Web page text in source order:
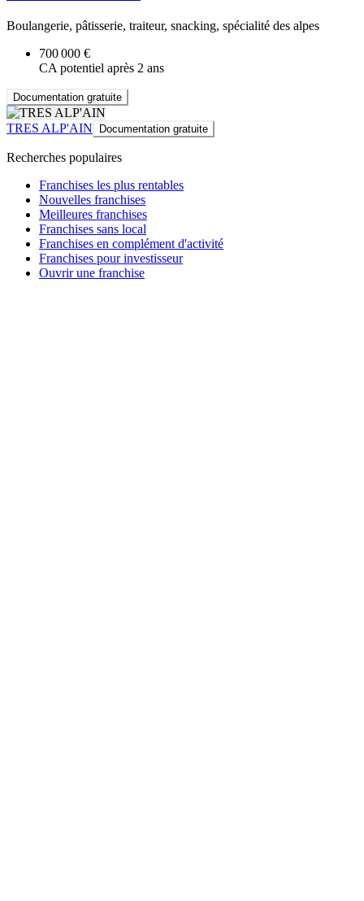
Boulangerie, pâtisserie, traiteur, snacking, spécialité des alpes
700 000 €
CA potentiel après 2 ans
Documentation gratuite
TRES ALP'AIN Documentation gratuite
Recherches populaires
Franchises les plus rentables
Nouvelles franchises
Meilleures franchises
Franchises sans local
Franchises en complément d'activité
Franchises pour investisseur
Ouvrir une franchise